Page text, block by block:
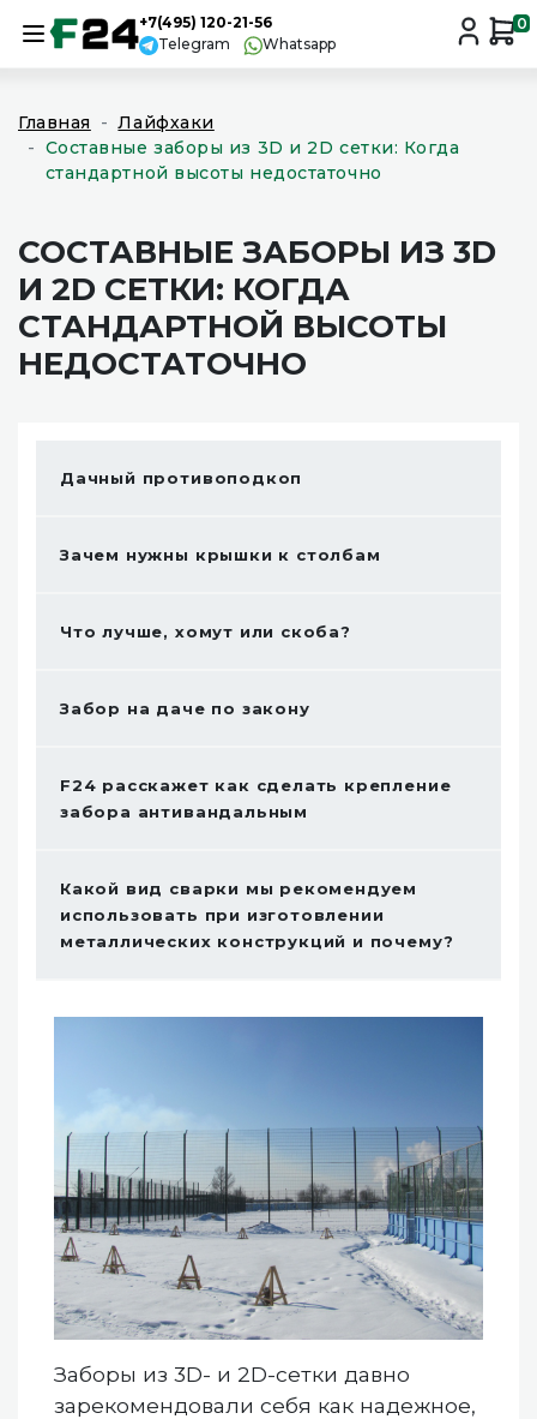
+7(495) 120-21-56
Telegram
Whatsapp
0
Главная
Лайфхаки
Составные заборы из 3D и 2D сетки: Когда
стандартной высоты недостаточно
СОСТАВНЫЕ ЗАБОРЫ ИЗ 3D
И 2D СЕТКИ: КОГДА
СТАНДАРТНОЙ ВЫСОТЫ
НЕДОСТАТОЧНО
Дачный противоподкоп
Зачем нужны крышки к столбам
Что лучше, хомут или скоба?
Забор на даче по закону
F24 расскажет как сделать крепление
забора антивандальным
Какой вид сварки мы рекомендуем
использовать при изготовлении
металлических конструкций и почему?
Заборы из 3D- и 2D-сетки давно
зарекомендовали себя как надежное,